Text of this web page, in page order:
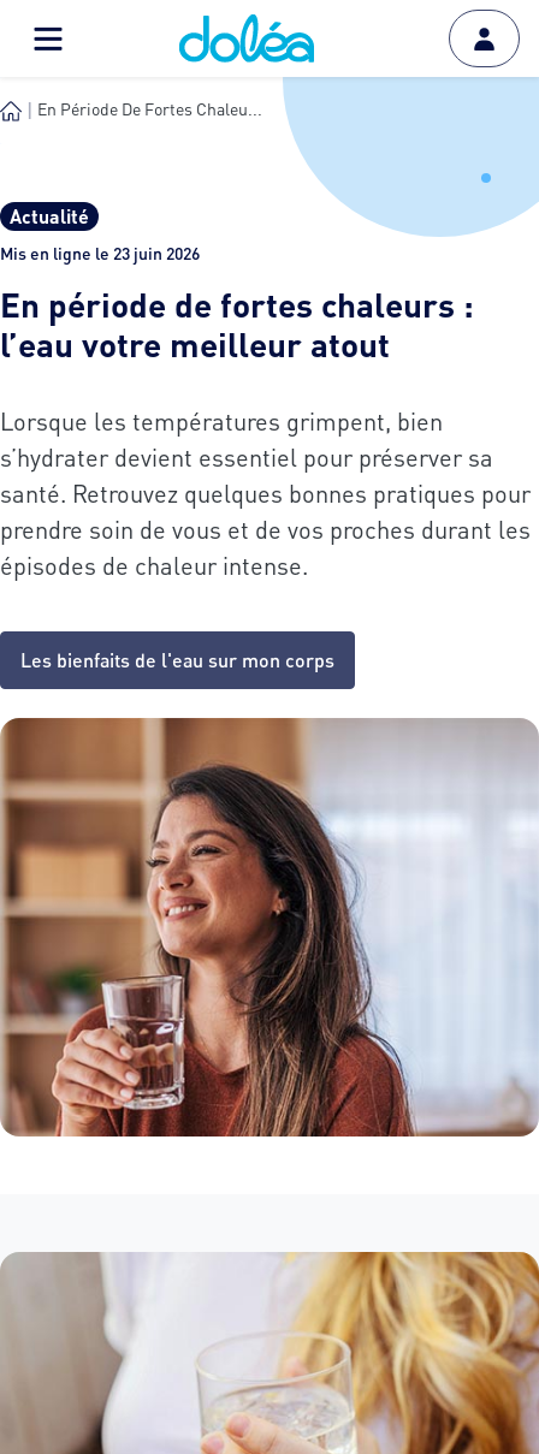
En Période De Fortes Chaleu...
Actualité
Mis en ligne le 23 juin 2026
En période de fortes chaleurs :
l’eau votre meilleur atout
Lorsque les températures grimpent, bien
s’hydrater devient essentiel pour préserver sa
santé. Retrouvez quelques bonnes pratiques pour
prendre soin de vous et de vos proches durant les
épisodes de chaleur intense.
Les bienfaits de l'eau sur mon corps